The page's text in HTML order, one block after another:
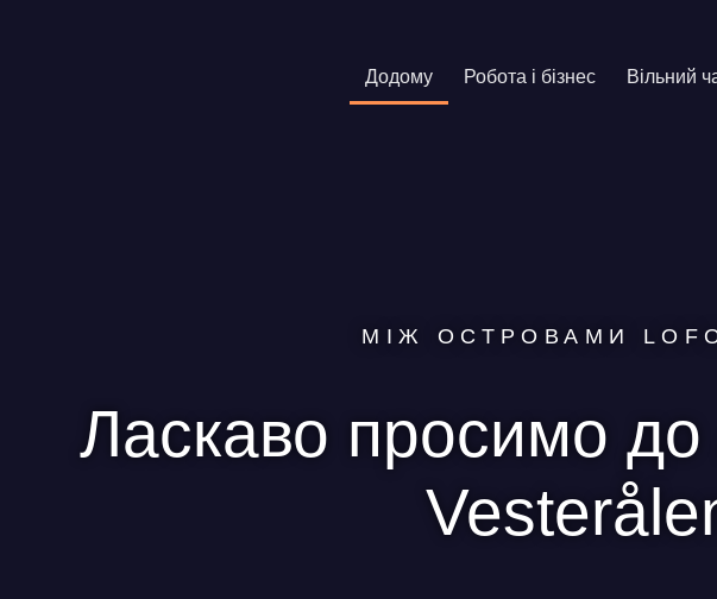
Додому Робота і бізнес Вільний
МІЖ ОСТРОВАМИ
Ласкаво просимо до